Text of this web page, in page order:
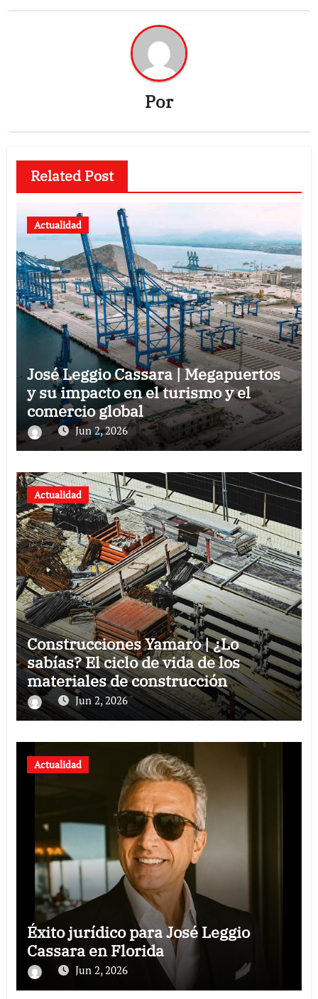
Por
Related Post
Actualidad
José Leggio Cassara | Megapuertos
y su impacto en el turismo y el
comercio global
Jun 2, 2026
Actualidad
Construcciones Yamaro | ¿Lo
sabías? El ciclo de vida de los
materiales de construcción
revoluciona eficiencia en proyectos
modernos
Jun 2, 2026
Actualidad
Éxito jurídico para José Leggio
Cassara en Florida
Jun 2, 2026